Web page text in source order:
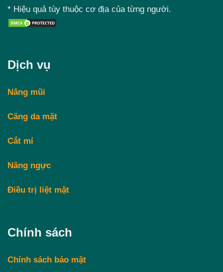
* Hiệu quả tùy thuộc cơ địa của từng người.
Dịch vụ
Nâng mũi
Căng da mặt
Cắt mí
Nâng ngực
Điều trị liệt mặt
Chính sách
Chính sách bảo mật